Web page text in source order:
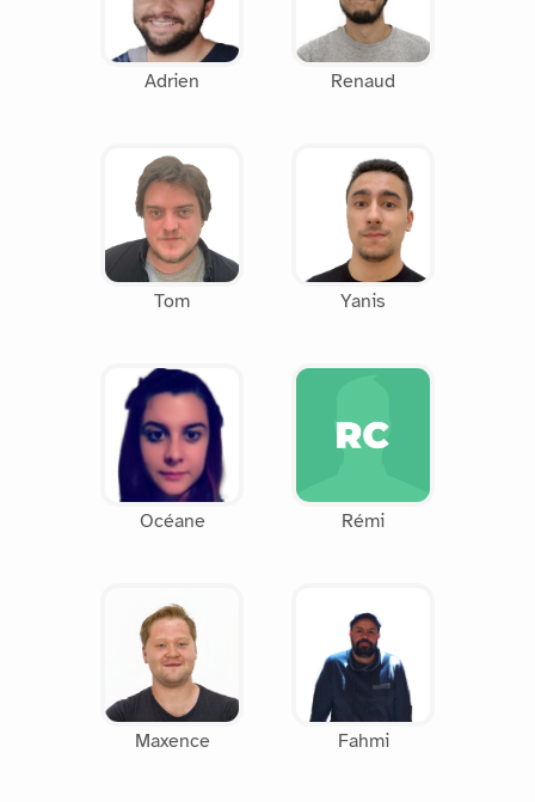
Adrien Renaud
Tom Yanis
Océane Rémi
Maxence Fahmi